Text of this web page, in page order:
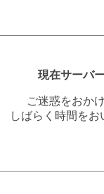
現在サーバ
ご迷惑をおか
しばらく時間を